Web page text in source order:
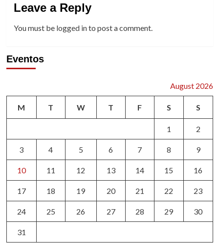
Leave a Reply
You must be logged into post a comment.
Eventos
August 2026
M T W T F S S
1 2
3 4 5 6 7 8 9
10 11 12 13 14 15 16
17 18 19 20 21 22 23
24 25 26 27 28 29 30
31